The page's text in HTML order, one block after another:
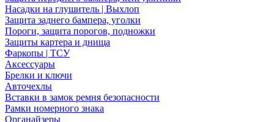
Насадки на глушитель | Выхлоп
Защита заднего бампера, уголки
Пороги, защита порогов, подножки
Защиты картера и днища
Фаркопы | ТСУ
Аксессуары
Брелки и ключи
Авточехлы
Вставки в замок ремня безопасности
Рамки номерного знака
Органайзеры